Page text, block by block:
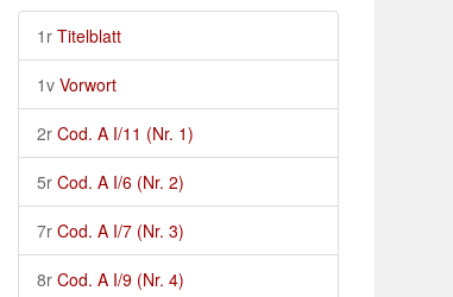
1r Titelblatt
1v Vorwort
2r Cod. A I/11 (Nr. 1)
5r Cod. A I/6 (Nr. 2)
7r Cod. A I/7 (Nr. 3)
8r Cod. A I/9 (Nr. 4)